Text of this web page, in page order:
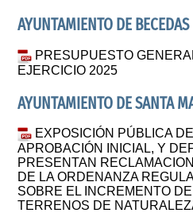
AYUNTAMIENTO DE BECEDAS
PRESUPUESTO
EJERCICIO 2025
AYUNTAMIENTO DE SANTA
EXPOSICIÓN PÚBLICA
APROBACIÓN INICIAL, Y
PRESENTAN
DE LA ORDENANZA
SOBRE EL INCREMENTO
TERRENOS DE